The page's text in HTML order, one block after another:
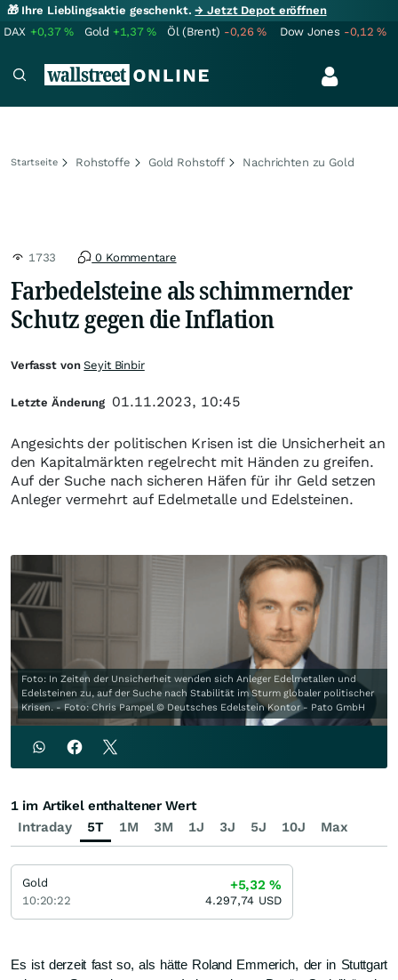
🎁 Ihre Lieblingsaktie geschenkt.→ Jetzt Depot eröffnen
DAX +0,37% Gold +1,37% Öl (Brent) -0,26% Dow Jones -0,12%
Startseite Rohstoffe Gold Rohstoff Nachrichten zu Gold
1733 0 Kommentare
Farbedelsteine als schimmernder
Schutz gegen die Inflation
Angesichts der politischen Krisen ist die Unsicherheit an
den Kapitalmärkten regelrecht mit Händen zu greifen.
Auf der Suche nach sicheren Häfen für ihr Geld setzen
Anleger vermehrt auf Edelmetalle und Edelsteinen.
Foto: In Zeiten der Unsicherheit wenden sich Anleger Edelmetallen und
Edelsteinen zu, auf der Suche nach Stabilität im Sturm globaler politischer
Krisen. - Foto: Chris Pampel © Deutsches Edelstein Kontor - Pato GmbH
Es ist derzeit fast so, als hätte Roland Emmerich, der in Stuttgart
Verfasst vonSeyit Binbir
Letzte Änderung 01.11.2023, 10:45
Intraday 5T 1M 3M 1J 3J 5J 10J Max
1 im Artikel enthaltener Wert
Gold
10:20:22
+5,32%
4.297,74 USD